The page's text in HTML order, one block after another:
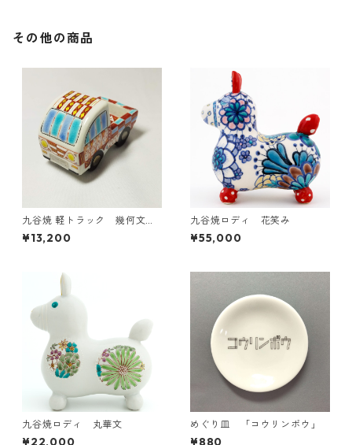
その他の商品
九谷焼 軽トラック 幾何文赤
金彩
¥13,200
九谷焼ロディ 花笑み
¥55,000
九谷焼ロディ 丸華文
¥22,000
めぐり皿 「コウリンボウ」
¥880